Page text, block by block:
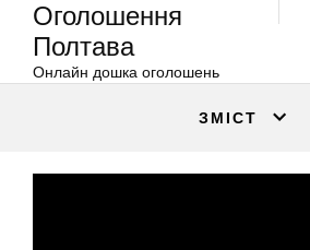
Оголошення
Полтава
Онлайн дошка оголошень
ЗМІСТ